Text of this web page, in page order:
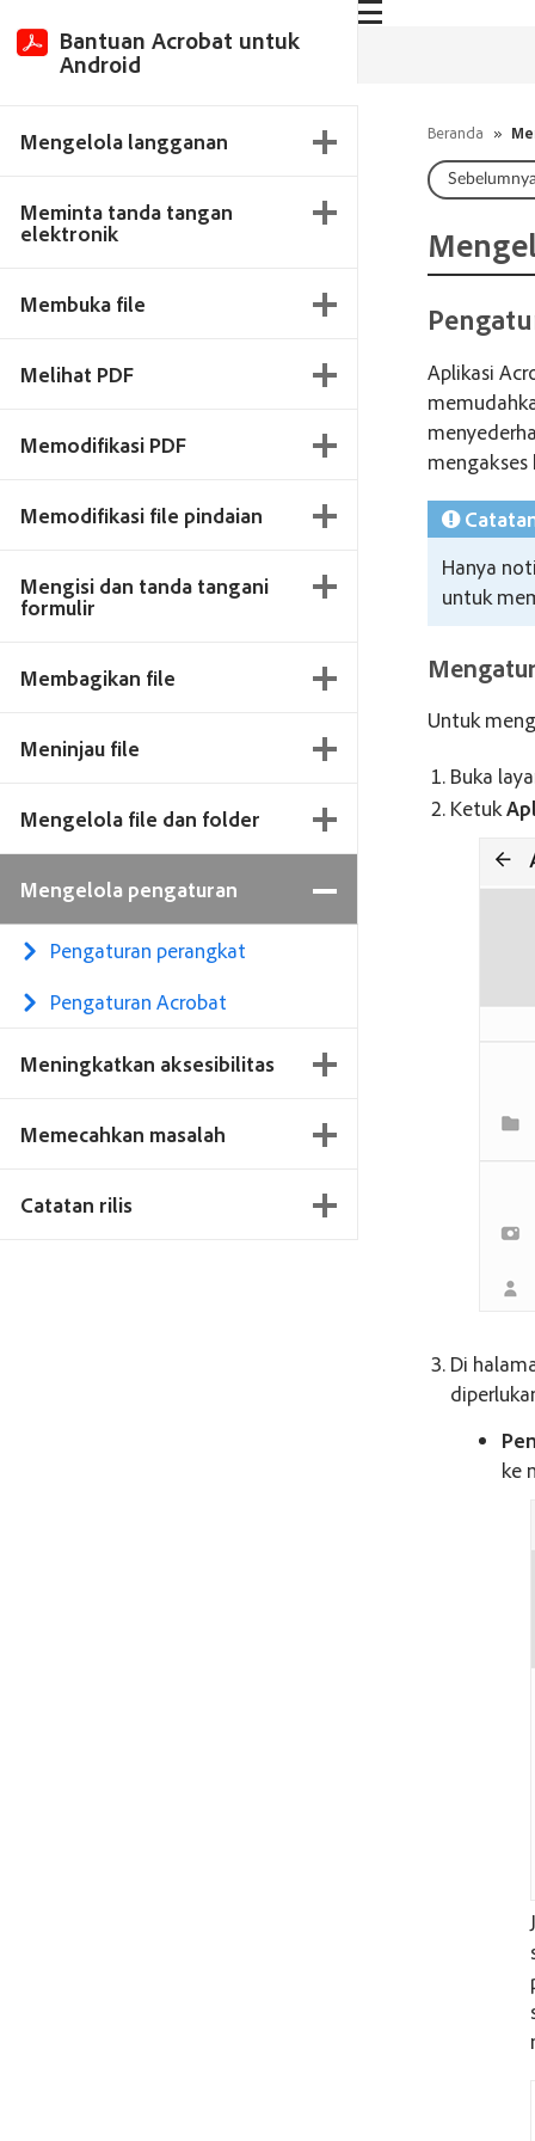
Bantuan Acrobat untuk
Android
Mengelola langganan
Meminta tanda tangan
elektronik
Membuka file
Melihat PDF
Memodifikasi PDF
Memodifikasi file pindaian
Mengisi dan tanda tangani
formulir
Membagikan file
Meninjau file
Mengelola file dan folder
Mengelola pengaturan
Pengaturan perangkat
Pengaturan Acrobat
Meningkatkan aksesibilitas
Memecahkan masalah
Catatan rilis
Beranda »
Sebelumnya
Aplikasi
mengakses
Hanya
untuk
Untuk
Buka
Ketuk
Di
ke